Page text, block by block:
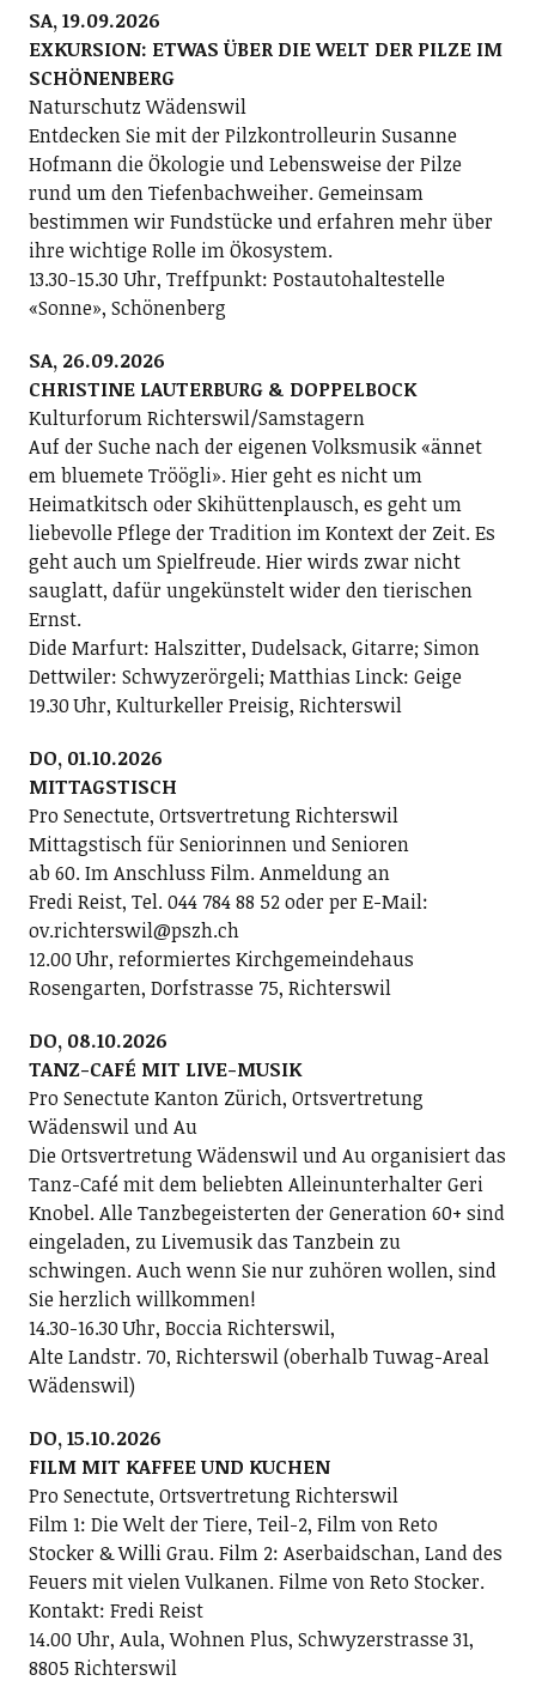
SA, 19.09.2026
EXKURSION: ETWAS ÜBER DIE WELT DER PILZE IM
SCHÖNENBERG
Naturschutz Wädenswil
Entdecken Sie mit der Pilzkontrolleurin Susanne
Hofmann die Ökologie und Lebensweise der Pilze
rund um den Tiefenbachweiher. Gemeinsam
bestimmen wir Fundstücke und erfahren mehr über
ihre wichtige Rolle im Ökosystem.
13.30-15.30 Uhr, Treffpunkt: Postautohaltestelle
«Sonne», Schönenberg
SA, 26.09.2026
CHRISTINE LAUTERBURG & DOPPELBOCK
Kulturforum Richterswil/Samstagern
Auf der Suche nach der eigenen Volksmusik «ännet
em bluemete Tröögli». Hier geht es nicht um
Heimatkitsch oder Skihüttenplausch, es geht um
liebevolle Pflege der Tradition im Kontext der Zeit. Es
geht auch um Spielfreude. Hier wirds zwar nicht
sauglatt, dafür ungekünstelt wider den tierischen
Ernst.
Dide Marfurt: Halszitter, Dudelsack, Gitarre; ­Simon
Dettwiler: Schwyzerörgeli; Matthias Linck: Geige
19.30 Uhr, Kulturkeller Preisig, Richterswil
DO, 01.10.2026
MITTAGSTISCH
Pro Senectute, Ortsvertretung Richterswil
Mittagstisch für Seniorinnen und Senioren
ab 60. Im Anschluss Film. Anmeldung an
Fredi Reist, Tel. 044 784 88 52 oder per E-Mail:
ov.richterswil@pszh.ch
12.00 Uhr, reformiertes Kirchgemeindehaus
Rosengarten, Dorfstrasse 75, Richterswil
DO, 08.10.2026
TANZ-CAFÉ MIT LIVE-MUSIK
Pro Senectute Kanton Zürich, Ortsvertretung
Wädenswil und Au
Die Ortsvertretung Wädenswil und Au organisiert das
Tanz-Café mit dem beliebten Alleinunterhalter Geri
Knobel. Alle Tanzbegeisterten der Generation 60+ sind
eingeladen, zu Livemusik das Tanzbein zu
schwingen. Auch wenn Sie nur zuhören wollen, sind
Sie herzlich willkommen!
14.30-16.30 Uhr, Boccia Richterswil,
Alte Landstr. 70, Richterswil (oberhalb Tuwag-Areal
Wädenswil)
DO, 15.10.2026
FILM MIT KAFFEE UND KUCHEN
Pro Senectute, Ortsvertretung Richterswil
Film 1: Die Welt der Tiere, Teil-2, Film von Reto
Stocker & Willi Grau. Film 2: Aserbaidschan, Land des
Feuers mit vielen Vulkanen. Filme von Reto Stocker.
Kontakt: Fredi Reist
14.00 Uhr, Aula, Wohnen Plus, Schwyzerstrasse 31,
8805 Richterswil